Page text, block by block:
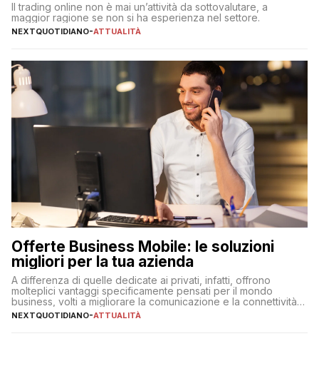
Il trading online non è mai un’attività da sottovalutare, a
maggior ragione se non si ha esperienza nel settore.
NEXTQUOTIDIANO-ATTUALITÀ
Offerte Business Mobile: le soluzioni
migliori per la tua azienda
A differenza di quelle dedicate ai privati, infatti, offrono
molteplici vantaggi specificamente pensati per il mondo
business, volti a migliorare la comunicazione e la connettività
degli utenti
NEXTQUOTIDIANO-ATTUALITÀ